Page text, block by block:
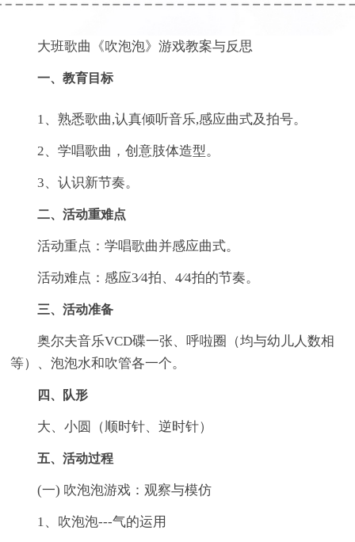
大班歌曲《吹泡泡》游戏教案与反思
一、教育目标
1、熟悉歌曲,认真倾听音乐,感应曲式及拍号。
2、学唱歌曲，创意肢体造型。
3、认识新节奏。
二、活动重难点
活动重点：学唱歌曲并感应曲式。
活动难点：感应3∕4拍、4∕4拍的节奏。
三、活动准备
奥尔夫音乐VCD碟一张、呼啦圈（均与幼儿人数相
等）、泡泡水和吹管各一个。
四、队形
大、小圆（顺时针、逆时针）
五、活动过程
(一) 吹泡泡游戏：观察与模仿
1、吹泡泡---气的运用